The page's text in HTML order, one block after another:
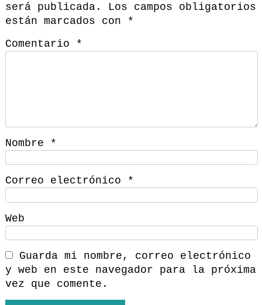
será publicada.
Los campos obligatorios
están marcados con
*
Comentario
*
Nombre *
Correo electrónico *
Web
Guarda mi nombre, correo electrónico
y web en este navegador para la próxima
vez que comente.